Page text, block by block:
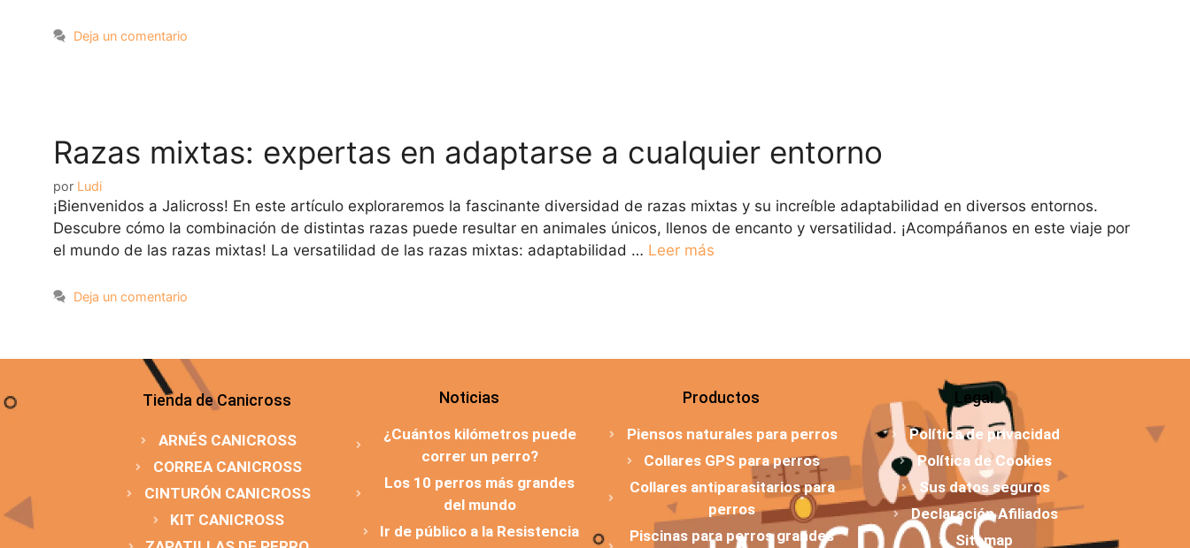
Deja un comentario
Razas mixtas: expertas en adaptarse a cualquier entorno
por Ludi
¡Bienvenidos a Jalicross! En este artículo exploraremos la fascinante diversidad de razas mixtas y su increíble adaptabilidad en diversos entornos.
Descubre cómo la combinación de distintas razas puede resultar en animales únicos, llenos de encanto y versatilidad. ¡Acompáñanos en este viaje por
el mundo de las razas mixtas! La versatilidad de las razas mixtas: adaptabilidad … Leer más
Deja un comentario
Tienda de Canicross
ARNÉS CANICROSS
CORREA CANICROSS
CINTURÓN CANICROSS
KIT CANICROSS
Noticias
¿Cuántos kilómetros puede
correr un perro?
Los 10 perros más grandes
del mundo
Ir de público a la Resistencia
Productos
Piensos naturales para perros
Collares GPS para perros
Collares antiparasitarios para
perros
Piscinas para perros grandes
Legal
Política de privacidad
Política de Cookies
Sus datos seguros
Declaración Afiliados
Sitemap